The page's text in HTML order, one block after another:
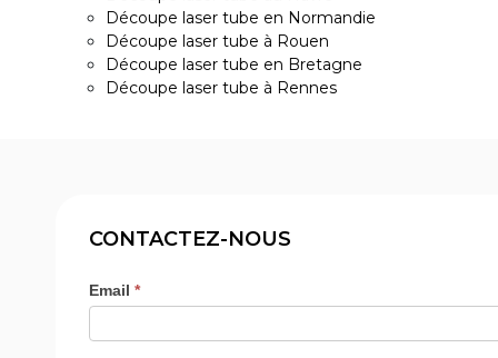
Découpe laser tube en Normandie
Découpe laser tube à Rouen
Découpe laser tube en Bretagne
Découpe laser tube à Rennes
CONTACTEZ-NOUS
Contact
-
Email *